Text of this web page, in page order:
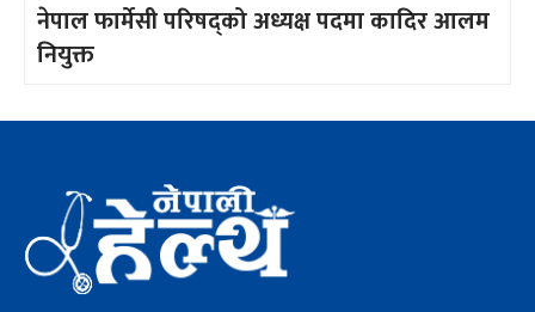
नेपाल फार्मेसी परिषद्को अध्यक्ष पदमा कादिर आलम
नियुक्त